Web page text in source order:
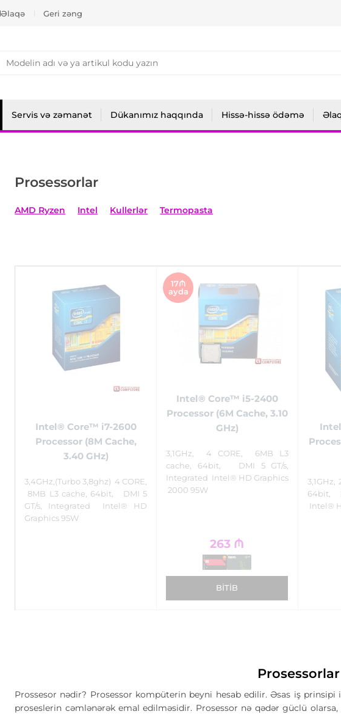
Əlaqə Geri zəng
Servis və zəmanət Dükanımız haqqında Hissə-hissə ödəmə
Prosessorlar
AMD Ryzen Intel Kullerlər Termopasta
Intel® Core™ i7-2600
Processor (8M Cache,
3.40 GHz)
3,4GHz,(Turbo 3,8ghz) 4 CORE,
8MB L3 cache, 64bit, DMI 5
GT/s, Integrated Intel® HD
Graphics 95W
17₼
ayda
Intel® Core™ i5-2400
Processor (6M Cache, 3.10
GHz)
3,1GHz, 4 CORE, 6MB L3
cache, 64bit, DMI 5 GT/s,
Integrated Intel® HD Graphics
2000 95W
263 ₼
BITIB
3,1GHz,
64bit,
Intel®
Prosessorlar
Prossesor nədir? Prosessor kompüterin beyni hesab edilir. Əsas iş
proseslerin cəmlənərək emal edilməsidir. Prosessor nə qədər güclü